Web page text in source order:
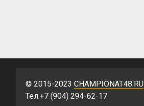
© 2015-2023 CHAMPIONAT48.RU
Тел.+7 (904) 294-62-17